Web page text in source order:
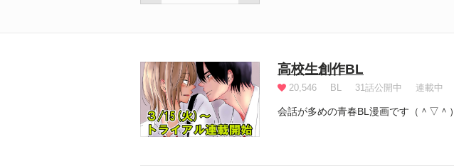
高校生創作BL
20,546 BL 31話公開中 連載中
会話が多めの青春BL漫画です（＾▽＾）